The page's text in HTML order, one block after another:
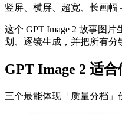
竖屏、横屏、超宽、长画
这个 GPT Image 2 故事图
划、逐镜生成，并把所有分
GPT Image 2 适
三个最能体现「质量分档」